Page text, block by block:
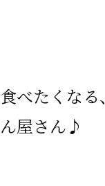
べたくなる、
屋さん♪